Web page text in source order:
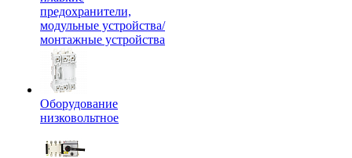
предохранители,
модульные устройства/
монтажные устройства
Оборудование
низковольтное